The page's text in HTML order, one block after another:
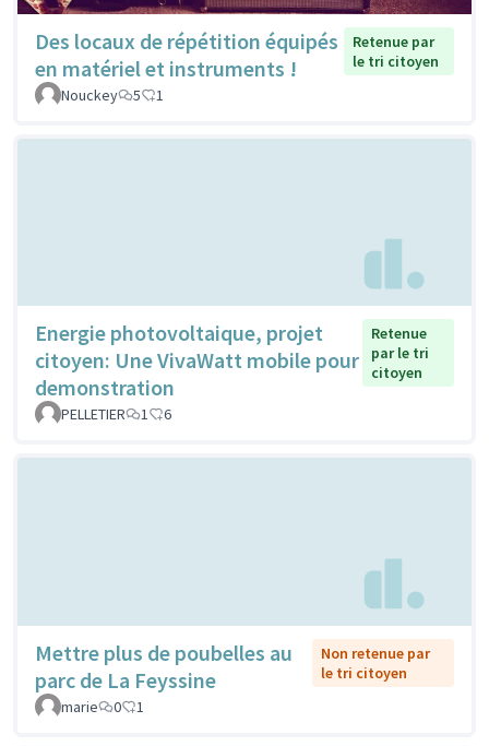
Des locaux de répétition équipés
en matériel et instruments !
Retenue par
le tri citoyen
Nouckey
5 1
Energie photovoltaique, projet
citoyen: Une VivaWatt mobile pour
demonstration
Retenue
par le tri
citoyen
PELLETIER 1 6
Mettre plus de poubelles au
parc de La Feyssine
Non retenue par
le tri citoyen
marie
0 1